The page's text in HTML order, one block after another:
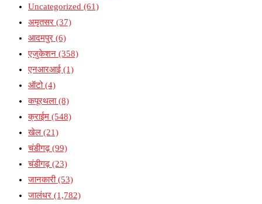
Uncategorized (61)
अमृतसर (37)
आदमपुर (6)
एजुकेशन (358)
एनआरआई (1)
ऑटो(4)
कपूरथला(8)
क्राईम (548)
खेल (21)
चंडीगढ़(99)
चंडीगढ़(23)
जानकारी(53)
जालंधर (1,782)